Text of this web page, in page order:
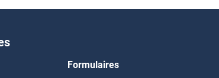
Formulaires